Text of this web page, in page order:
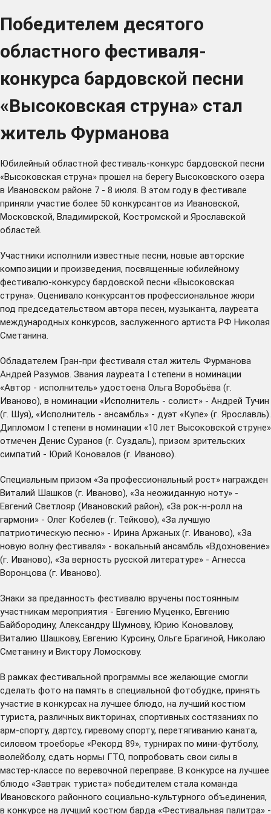
Победителем десятого
областного фестиваля-
конкурса бардовской песни
«Высоковская струна» стал
житель Фурманова
Юбилейный областной фестиваль-конкурс бардовской песни
«Высоковская струна» прошел на берегу Высоковского озера
в Ивановском районе 7 - 8 июля. В этом году в фестивале
приняли участие более 50 конкурсантов из Ивановской,
Московской, Владимирской, Костромской и Ярославской
областей.
Участники исполнили известные песни, новые авторские
композиции и произведения, посвященные юбилейному
фестивалю-конкурсу бардовской песни «Высоковская
струна». Оценивало конкурсантов профессиональное жюри
под председательством автора песен, музыканта, лауреата
международных конкурсов, заслуженного артиста РФ Николая
Сметанина.
Обладателем Гран-при фестиваля стал житель Фурманова
Андрей Разумов. Звания лауреата I степени в номинации
«Автор - исполнитель» удостоена Ольга Воробьёва (г.
Иваново), в номинации «Исполнитель - солист» - Андрей Тучин
(г. Шуя), «Исполнитель - ансамбль» - дуэт «Купе» (г. Ярославль).
Дипломом I степени в номинации «10 лет Высоковской струне»
отмечен Денис Суранов (г. Суздаль), призом зрительских
симпатий - Юрий Коновалов (г. Иваново).
Специальным призом «За профессиональный рост» награжден
Виталий Шашков (г. Иваново), «За неожиданную ноту» -
Евгений Светлояр (Ивановский район), «За рок-н-ролл на
гармони» - Олег Кобелев (г. Тейково), «За лучшую
патриотическую песню» - Ирина Аржаных (г. Иваново), «За
новую волну фестиваля» - вокальный ансамбль «Вдохновение»
(г. Иваново), «За верность русской литературе» - Агнесса
Воронцова (г. Иваново).
Знаки за преданность фестивалю вручены постоянным
участникам мероприятия - Евгению Муценко, Евгению
Байбородину, Александру Шумнову, Юрию Коновалову,
Виталию Шашкову, Евгению Курсину, Ольге Брагиной, Николаю
Сметанину и Виктору Ломоскову.
В рамках фестивальной программы все желающие смогли
сделать фото на память в специальной фотобудке, принять
участие в конкурсах на лучшее блюдо, на лучший костюм
туриста, различных викторинах, спортивных состязаниях по
арм-спорту, дартсу, гиревому спорту, перетягиванию каната,
силовом троеборье «Рекорд 89», турнирах по мини-футболу,
волейболу, сдать нормы ГТО, попробовать свои силы в
мастер-классе по веревочной переправе. В конкурсе на лучшее
блюдо «Завтрак туриста» победителем стала команда
Ивановского районного социально-культурного объединения,
в конкурсе на лучший костюм барда «Фестивальная палитра» -